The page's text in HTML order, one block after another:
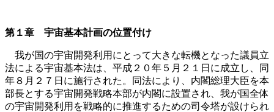
第１章 宇宙基本計画の位置付け
我が国の宇宙開発利用にとって大きな転機となった議員立
法による宇宙基本法は、平成２０年５月２１日に成立し、同
年８月２７日に施行された。同法により、内閣総理大臣を本
部長とする宇宙開発戦略本部が内閣に設置され、我が国全体
の宇宙開発利用を戦略的に推進するための司令塔が設けられ